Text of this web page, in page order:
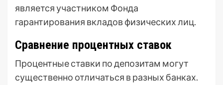
является участником Фонда
гарантирования вкладов физических лиц.
Сравнение процентных ставок
Процентные ставки по депозитам могут
существенно отличаться в разных банках.